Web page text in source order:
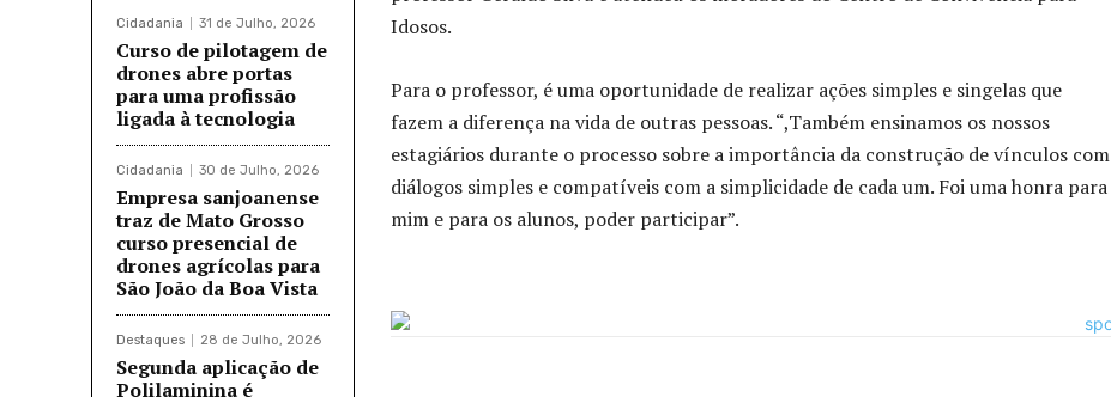
Cidadania 31 de Julho, 2026
Curso de pilotagem de
drones abre portas
para uma profissão
ligada à tecnologia
Cidadania 30 de Julho, 2026
Empresa sanjoanense
traz de Mato Grosso
curso presencial de
drones agrícolas para
São João da Boa Vista
Destaques 28 de Julho, 2026
Segunda aplicação de
Polilaminina é
Idosos.
Para o professor, é uma oportunidade de realizar ações simples e singelas que
fazem a diferença na vida de outras pessoas. “,Também ensinamos os nossos
estagiários durante o processo sobre a importância da construção de vínculos com
diálogos simples e compatíveis com a simplicidade de cada um. Foi uma honra para
mim e para os alunos, poder participar”.